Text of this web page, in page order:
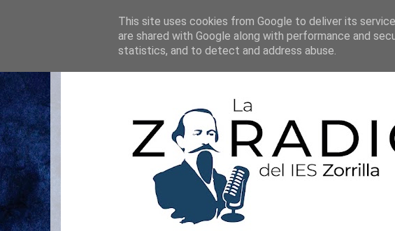
This site uses cookies from Google to deliver its
are shared with Google along with performance and
statistics, and to detect and address abuse.